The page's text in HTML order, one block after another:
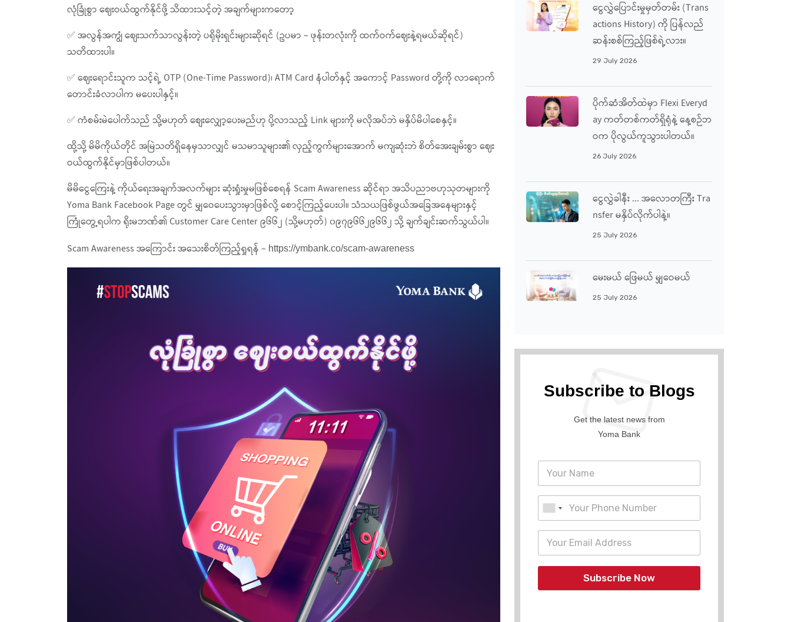
လုံခြုံစွာ ဈေးဝယ်ထွက်နိုင်ဖို့ သိထားသင့်တဲ့ အချက်များကတော့
✅ အလွန်အကျွံ စျေးသက်သာလွန်းတဲ့ ပရိုမိုးရှင်းများဆိုရင် (ဥပမာ – ဖုန်းတလုံးကို ထက်ဝက်ဈေးနဲ့ရမယ်ဆိုရင်)
သတိထားပါ။
✅ ဈေးရောင်းသူက သင့်ရဲ့ OTP (One-Time Password)၊ ATM Card နံပါတ်နှင့် အကောင့် Password တို့ကို လာရောက်
တောင်းခံလာပါက မပေးပါနှင့်။
✅ ကံစမ်းမဲပေါက်သည် သို့မဟုတ် စျေးလျှော့ပေးမည်ဟု ပို့လာသည့် Link များကို မလိုအပ်ဘဲ မနှိပ်မိပါစေနှင့်။
ထို့သို့ မိမိကိုယ်တိုင် အမြဲသတိရှိနေမှသာလျှင် မသမာသူများ၏ လှည့်ကွက်များအောက် မကျဆုံးဘဲ စိတ်အေးချမ်းစွာ ဈေး
ဝယ်ထွက်နိုင်မှာဖြစ်ပါတယ်။
မိမိငွေကြေးနဲ့ ကိုယ်ရေးအချက်အလက်များ ဆုံးရှုံးမှုမဖြစ်စေရန် Scam Awareness ဆိုင်ရာ အသိပညာဗဟုသုတများကို
Yoma Bank Facebook Page တွင် မျှဝေပေးသွားမှာဖြစ်လို့ စောင့်ကြည့်ပေးပါ။ သံသယဖြစ်ဖွယ်အခြေအနေများနှင့်
ကြုံတွေ့ရပါက ရိုးမဘဏ်၏ Customer Care Center ၉၆၆၂ (သို့မဟုတ်) ၀၉၇၉၆၆၂၉၆၆၂ သို့ ချက်ချင်းဆက်သွယ်ပါ။
Scam Awareness အကြောင်း အသေးစိတ်ကြည့်ရှုရန် – https://ymbank.co/scam-awareness
ငွေလွှဲပြောင်းမှုမှတ်တမ်း (Trans
Actions History) ကို ပြန်လည်
ဆန်းစစ်ကြည့်ဖြစ်ရဲ့လား။
29 July 2026
ပိုက်ဆံအိတ်ထဲမှာ Flexi Everyd
Ay ကတ်တစ်ကတ်ရှိရုံနဲ့ နေ့စဉ်ဘ
ဝက ပိုလွယ်ကူသွားပါတယ်။
26 July 2026
ငွေလွှဲခါနီး ... အလောတကြီး Tra
Nsfer မနှိပ်လိုက်ပါနဲ့။
25 July 2026
မေးမယ် ဖြေမယ် မျှဝေမယ်
25 July 2026
Subscribe to Blogs
Get the latest news from
Yoma Bank
Subscribe Now